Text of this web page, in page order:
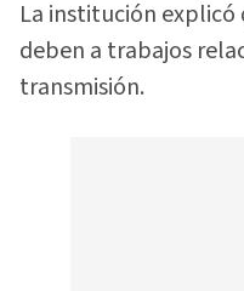
La institución explicó
deben a trabajos
transmisión.